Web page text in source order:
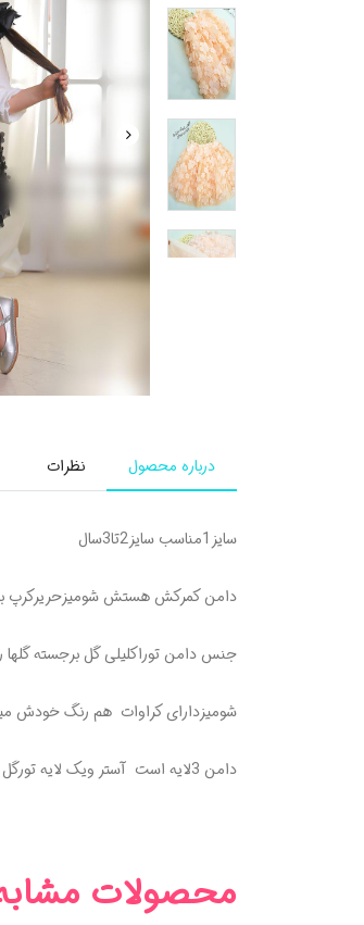
درباره محصول نظرات
سایز1مناسب سایز2تا3سال
دامن کمرکش هستش شومیزحریرکرپ
جنس دامن توراکلیلی گل برجسته
شومیزدارای کراوات هم رنگ خودش
دامن 3لایه است آستر ویک لایه تورگل دار ویک لایه تورساده دارد .
محصولات